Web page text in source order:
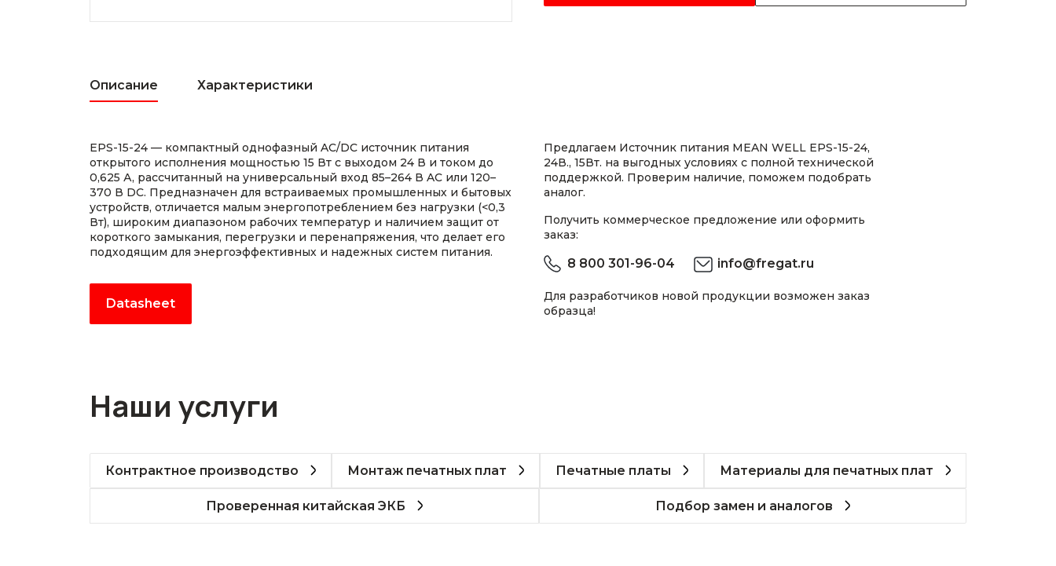
Описание Характеристики
EPS-15-24 — компактный однофазный AC/DC источник питания
открытого исполнения мощностью 15 Вт с выходом 24 В и током до
0,625 А, рассчитанный на универсальный вход 85–264 В AC или 120–
370 В DC. Предназначен для встраиваемых промышленных и бытовых
устройств, отличается малым энергопотреблением без нагрузки (<0,3
Вт), широким диапазоном рабочих температур и наличием защит от
короткого замыкания, перегрузки и перенапряжения, что делает его
подходящим для энергоэффективных и надежных систем питания.
Datasheet
Предлагаем Источник питания MEAN WELL EPS-15-24,
24В., 15Вт. на выгодных условиях с полной технической
поддержкой. Проверим наличие, поможем подобрать
аналог.
Получить коммерческое предложение или оформить
заказ:
8 800 301-96-04 info@fregat.ru
Для разработчиков новой продукции возможен заказ
образца!
Наши услуги
Контрактное производство Монтаж печатных плат Печатные платы Материалы для печатных плат
Проверенная китайская ЭКБ Подбор замен и аналогов